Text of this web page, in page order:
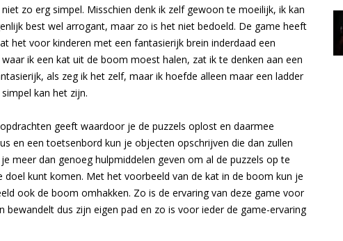
zo erg simpel. Misschien denk ik zelf gewoon te moeilijk, ik kan
best wel arrogant, maar zo is het niet bedoeld. De game heeft
het voor kinderen met een fantasierijk brein inderdaad een
ik een kat uit de boom moest halen, zat ik te denken aan een
als zeg ik het zelf, maar ik hoefde alleen maar een ladder
kan het zijn.
geeft waardoor je de puzzels oplost en daarmee
en een toetsenbord kun je objecten opschrijven die dan zullen
meer dan genoeg hulpmiddelen geven om al de puzzels op te
kunt komen. Met het voorbeeld van de kat in de boom kun je
ook de boom omhakken. Zo is de ervaring van deze game voor
dus zijn eigen pad en zo is voor ieder de game-ervaring